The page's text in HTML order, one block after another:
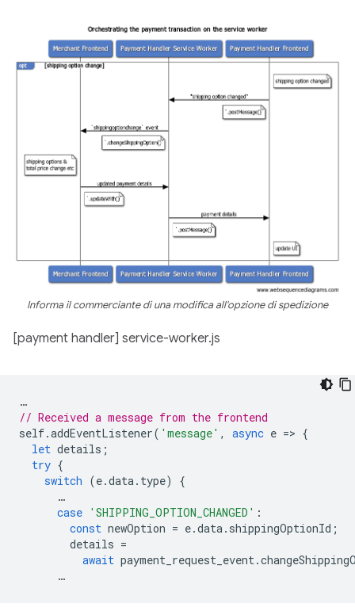
Informa il commerciante di una modifica all'opzione di spedizione
[payment handler] service-worker.js
…
// Received a message from the frontend
self.addEventListener( 'message' , async e => {
let details ;
try {
switch (e.data. type)
{
…
case 'SHIPPING_OPTION_CHANGED' :
const newOption = e.data. shippingOptionId ;
details =
await payment_request_event.
…